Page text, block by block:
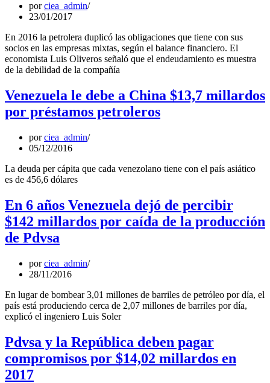
porciea_admin
23/01/2017
En 2016 la petrolera duplicó las obligaciones que tiene con sus
socios en las empresas mixtas, según el balance financiero. El
economista Luis Oliveros señaló que el endeudamiento es muestra
de la debilidad de la compañía
Venezuela le debe a China $13,7 millardos
por préstamos petroleros
porciea_admin
05/12/2016
La deuda per cápita que cada venezolano tiene con el país asiático
es de 456,6 dólares
En 6 años Venezuela dejó de percibir
$142 millardos por caída de la producción
de Pdvsa
porciea_admin
28/11/2016
En lugar de bombear 3,01 millones de barriles de petróleo por día, el
país está produciendo cerca de 2,07 millones de barriles por día,
explicó el ingeniero Luis Soler
Pdvsa y la República deben pagar
compromisos por $14,02 millardos en
2017